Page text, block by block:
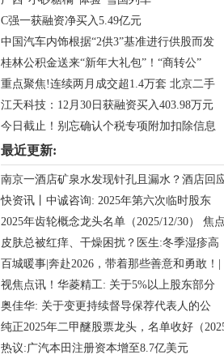
C强一获融资净买入5.49亿元
中国汽车内饰根据“2供3”基准进行供股而发
桂林公积金送来“新年大礼包”！“商转公”
重点聚焦!连续两月成交超1.4万套 北京二手
江天科技：12月30日获融资买入403.98万元
今日截止！别忘确认个税专项附加扣除信息
最近更新:
南京一酒店矿泉水发现针孔且漏水？酒店回
快资讯丨中诚咨询: 2025年第六次临时股东
2025年齿轮概念龙头名单（2025/12/30） 焦
皮肤总被红痒、干燥困扰？医生:冬季湿疹高
百城暖事|奔赴2026，带着那些善意和勇敢！|
视焦点讯！华菱精工: 关于5%以上股东部分
奥佳华: 关于变更持续督导保荐代表人的公
纯正2025年二甲醚股票龙头，名单收好（
热议:广汽本田注册资本增至8.7亿美元